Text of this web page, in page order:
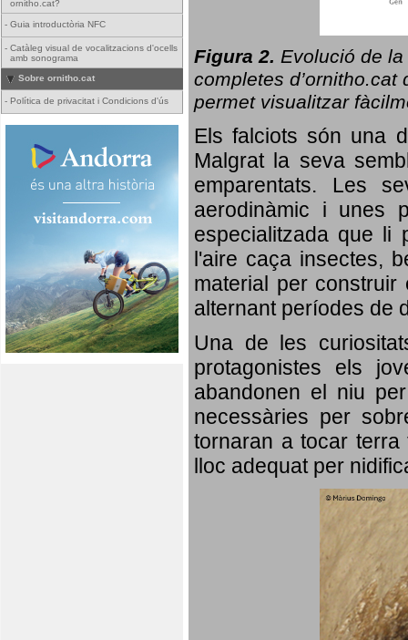
ornitho.cat?
- Guia introductòria NFC
- Catàleg visual de vocalitzacions d'ocells
amb sonograma
Sobre ornitho.cat
- Política de privacitat i Condicions d'ús
Figura 2. Evolució de la
completes d’ornitho.cat
permet visualitzar
Els falciots són una
Malgrat la seva
emparentats. Les
aerodinàmic i unes
especialitzada que li
l'aire caça insectes,
material per
alternant períodes de
Una de les
protagonistes els
abandonen el niu
necessàries per
tornaran a tocar
lloc adequat per